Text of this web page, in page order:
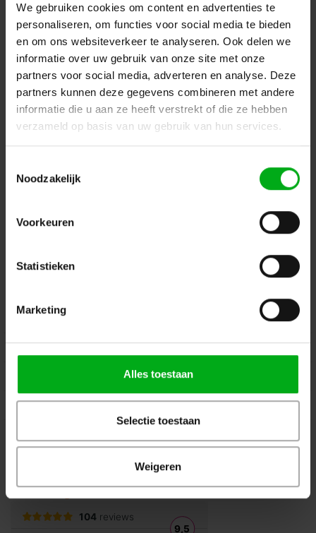
We gebruiken cookies om content en advertenties te
personaliseren, om functies voor social media te bieden
en om ons websiteverkeer te analyseren. Ook delen we
informatie over uw gebruik van onze site met onze
partners voor social media, adverteren en analyse. Deze
partners kunnen deze gegevens combineren met andere
informatie die u aan ze heeft verstrekt of die ze hebben
verzameld op basis van uw gebruik van hun services.
Noodzakelijk
Voorkeuren
Statistieken
Marketing
Alles toestaan
Selectie toestaan
Weigeren
SRS Lighting | Led Dimmer 6-kanaals | DMX RGB | DC12 -
DC40V | Max 12A | DMX Input: wago| DMX output: wago |
Power input: wago
SRS Lighting* |930015
Login voor prijzen
Dé specialist podiumtechniek; van schets naar uitvoering
Kleine Tocht 32
Volg ons op Instagram
Klantenservice
Over Podiumtechniek
Kennisbank